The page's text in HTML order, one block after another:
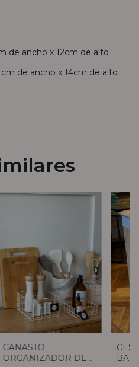
de ancho x 12cm de alto
de ancho x 14cm de alto
CANASTO
ORGANIZADOR DE